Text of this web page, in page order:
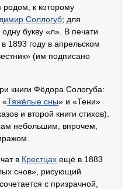
родом, к которому
Соллогуб; для
букву «л». В печати
1893 году в апрельском
(им подписано
книги Фёдора Сологуба:
«Тяжёлые сны» и «Тени»
и второй книги стихов).
небольшим, впрочем,
в Крестцах ещё в 1883
снов», рисующий
с призрачной,